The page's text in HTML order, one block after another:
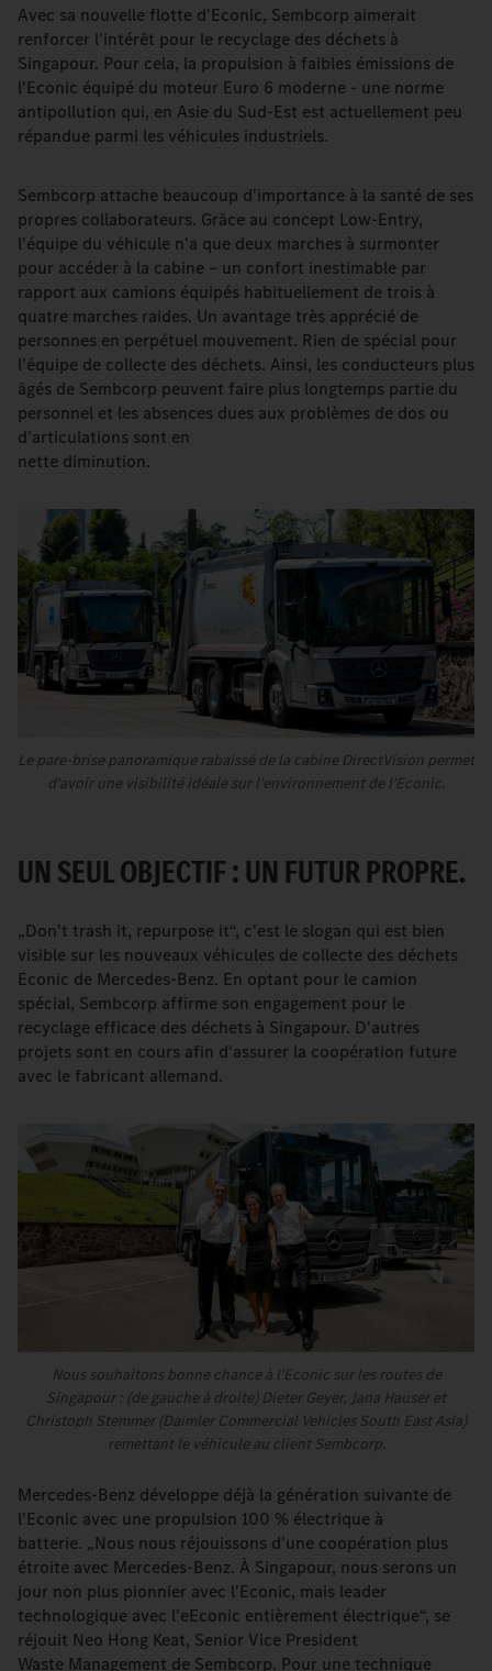
Avec sa nouvelle flotte d'Econic, Sembcorp aimerait
renforcer l'intérêt pour le recyclage des déchets à
Singapour. Pour cela, la propulsion à faibles émissions de
l'Econic équipé du moteur Euro 6 moderne - une norme
antipollution qui, en Asie du Sud-Est est actuellement peu
répandue parmi les véhicules industriels.
Sembcorp attache beaucoup d'importance à la santé de ses
propres collaborateurs. Grâce au concept Low-Entry,
l'équipe du véhicule n'a que deux marches à surmonter
pour accéder à la cabine – un confort inestimable par
rapport aux camions équipés habituellement de trois à
quatre marches raides. Un avantage très apprécié de
personnes en perpétuel mouvement. Rien de spécial pour
l'équipe de collecte des déchets. Ainsi, les conducteurs plus
âgés de Sembcorp peuvent faire plus longtemps partie du
personnel et les absences dues aux problèmes de dos ou
d'articulations sont en
nette diminution.
Le pare-brise panoramique rabaissé de la cabine DirectVision permet
d'avoir une visibilité idéale sur l'environnement de l'Econic.
UN SEUL OBJECTIF : UN FUTUR PROPRE.
„Don't trash it, repurpose it“, c'est le slogan qui est bien
visible sur les nouveaux véhicules de collecte des déchets
Econic de Mercedes-Benz. En optant pour le camion
spécial, Sembcorp affirme son engagement pour le
recyclage efficace des déchets à Singapour. D'autres
projets sont en cours afin d'assurer la coopération future
avec le fabricant allemand.
Nous souhaitons bonne chance à l'Econic sur les routes de
Singapour : (de gauche à droite) Dieter Geyer, Jana Hauser et
Christoph Stemmer (Daimler Commercial Vehicles South East Asia)
remettant le véhicule au client Sembcorp.
Mercedes-Benz développe déjà la génération suivante de
l'Econic avec une propulsion 100 % électrique à
batterie. „Nous nous réjouissons d'une coopération plus
étroite avec Mercedes-Benz. À Singapour, nous serons un
jour non plus pionnier avec l'Econic, mais leader
technologique avec l'eEconic entièrement électrique“, se
réjouit Neo Hong Keat, Senior Vice President
Waste Management de Sembcorp. Pour une technique